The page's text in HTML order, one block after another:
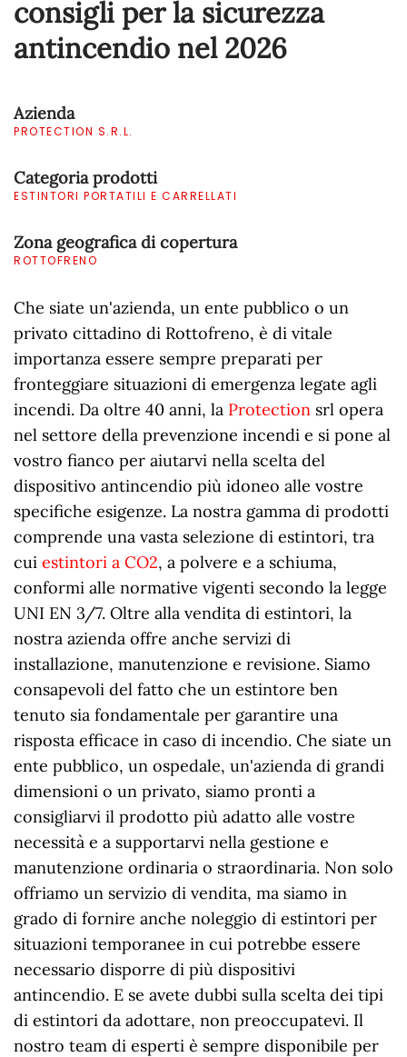
consigli per la sicurezza
antincendio nel 2026
Azienda
PROTECTION S.R.L.
Categoria prodotti
ESTINTORI PORTATILI E CARRELLATI
Zona geografica di copertura
ROTTOFRENO
Che siate un'azienda, un ente pubblico o un
privato cittadino di Rottofreno, è di vitale
importanza essere sempre preparati per
fronteggiare situazioni di emergenza legate agli
incendi. Da oltre 40 anni, la Protection srl opera
nel settore della prevenzione incendi e si pone al
vostro fianco per aiutarvi nella scelta del
dispositivo antincendio più idoneo alle vostre
specifiche esigenze. La nostra gamma di prodotti
comprende una vasta selezione di estintori, tra
cui estintori a CO2, a polvere e a schiuma,
conformi alle normative vigenti secondo la legge
UNI EN 3/7. Oltre alla vendita di estintori, la
nostra azienda offre anche servizi di
installazione, manutenzione e revisione. Siamo
consapevoli del fatto che un estintore ben
tenuto sia fondamentale per garantire una
risposta efficace in caso di incendio. Che siate un
ente pubblico, un ospedale, un'azienda di grandi
dimensioni o un privato, siamo pronti a
consigliarvi il prodotto più adatto alle vostre
necessità e a supportarvi nella gestione e
manutenzione ordinaria o straordinaria. Non solo
offriamo un servizio di vendita, ma siamo in
grado di fornire anche noleggio di estintori per
situazioni temporanee in cui potrebbe essere
necessario disporre di più dispositivi
antincendio. E se avete dubbi sulla scelta dei tipi
di estintori da adottare, non preoccupatevi. Il
nostro team di esperti è sempre disponibile per